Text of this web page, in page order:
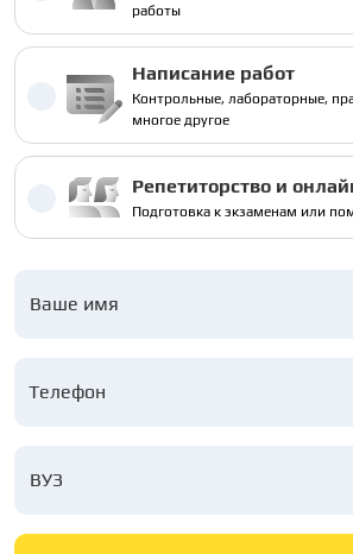
работы
Написание работ
Контрольные, лабораторные,
многое другое
Репетиторство и
Подготовка к экзаменам или
Ваше имя
ВУЗ